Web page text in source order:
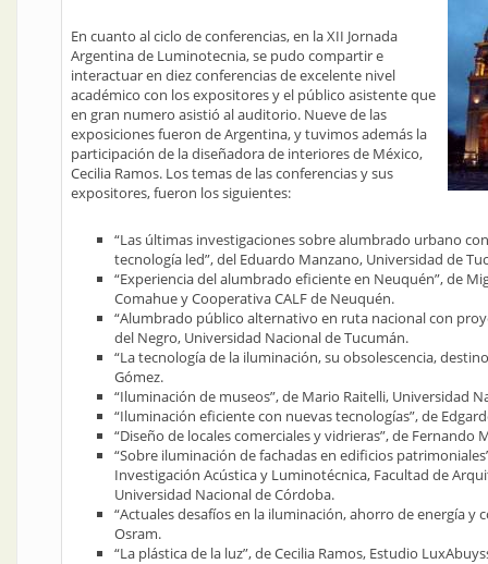
En cuanto al ciclo de conferencias, en la XII Jornada
Argentina de Luminotecnia, se pudo compartir e
interactuar en diez conferencias de excelente nivel
académico con los expositores y el público asistente que
en gran numero asistió al auditorio. Nueve de las
exposiciones fueron de Argentina, y tuvimos además la
participación de la diseñadora de interiores de México,
Cecilia Ramos. Los temas de las conferencias y sus
expositores, fueron los siguientes:
“Las últimas investigaciones sobre alumbrado urbano con
tecnología led”, del Eduardo Manzano, Universidad de
“Experiencia del alumbrado eficiente en Neuquén”, de
Comahue y Cooperativa CALF de Neuquén.
“Alumbrado público alternativo en ruta nacional con
del Negro, Universidad Nacional de Tucumán.
“La tecnología de la iluminación, su obsolescencia,
Gómez.
“Iluminación de museos”, de Mario Raitelli, Universidad
“Iluminación eficiente con nuevas tecnologías”, de
“Diseño de locales comerciales y vidrieras”, de Fernando
“Sobre iluminación de fachadas en edificios
Investigación Acústica y Luminotécnica, Facultad de
Universidad Nacional de Córdoba.
“Actuales desafíos en la iluminación, ahorro de energía y
Osram.
“La plástica de la luz”, de Cecilia Ramos, Estudio